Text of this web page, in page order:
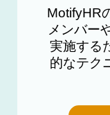
MotifyHR
メンバー
実施する
的なテク